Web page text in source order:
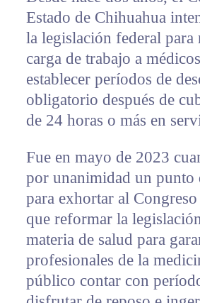
Estado de Chihuahua
la legislación federal para
carga de trabajo a
establecer períodos de
obligatorio después de
de 24 horas o más en
Fue en mayo de 2023
por unanimidad un punto
para exhortar al
que reformar la
materia de salud para
profesionales de la
público contar con